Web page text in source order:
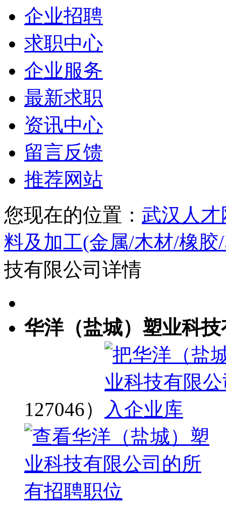
企业招聘
求职中心
企业服务
最新求职
资讯中心
留言反馈
推荐网站
您现在的位置： 武汉人才
料及加工(金属/木材/橡胶
技有限公司详情
华洋（盐城）塑业科
127046）